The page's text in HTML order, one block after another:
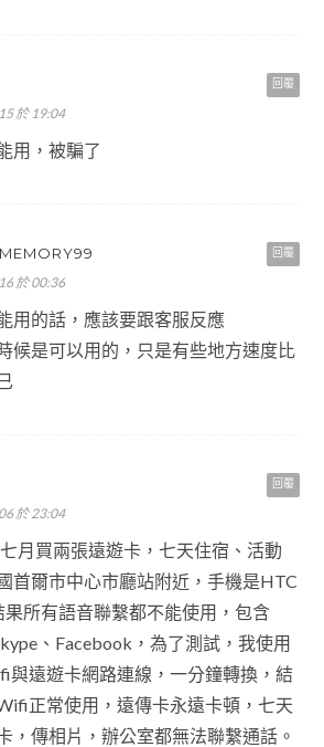
回覆
於 19:04
用，被騙了
回覆
於 00:36
用的話，應該要跟客服反應
候是可以用的，只是有些地方速度比
回覆
於 23:04
月買兩張遠遊卡，七天住宿、活動
首爾市中心市廳站附近，手機是HTC
所有語音聯繫都不能使用，包含
、Facebook，為了測試，我使用
與遠遊卡網路連線，一分鐘轉換，結
正常使用，遠傳卡永遠卡頓，七天
，傳相片，辦公室都無法聯繫通話。